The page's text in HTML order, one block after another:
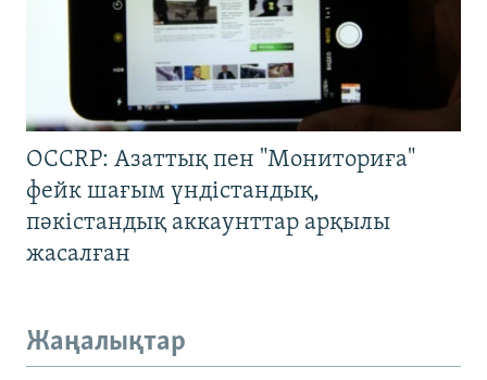
OCCRP: Азаттық пен "Мониториға"
фейк шағым үндістандық,
пәкістандық аккаунттар арқылы
жасалған
Жаңалықтар